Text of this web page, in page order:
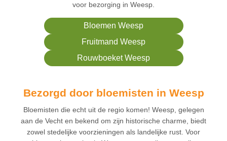
voor bezorging in Weesp.
Bloemen Weesp
Fruitmand Weesp
Rouwboeket Weesp
Bezorgd door bloemisten in Weesp
Bloemisten die echt uit de regio komen! Weesp, gelegen
aan de Vecht en bekend om zijn historische charme, biedt
zowel stedelijke voorzieningen als landelijke rust. Voor